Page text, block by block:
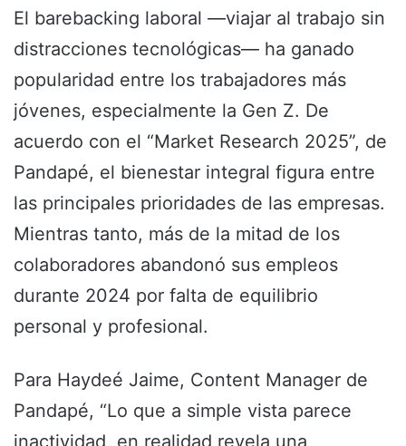
El barebacking laboral —viajar al trabajo sin
distracciones tecnológicas— ha ganado
popularidad entre los trabajadores más
jóvenes, especialmente la Gen Z. De
acuerdo con el “Market Research 2025”, de
Pandapé, el bienestar integral figura entre
las principales prioridades de las empresas.
Mientras tanto, más de la mitad de los
colaboradores abandonó sus empleos
durante 2024 por falta de equilibrio
personal y profesional.
Para Haydeé Jaime, Content Manager de
Pandapé, “Lo que a simple vista parece
inactividad, en realidad revela una